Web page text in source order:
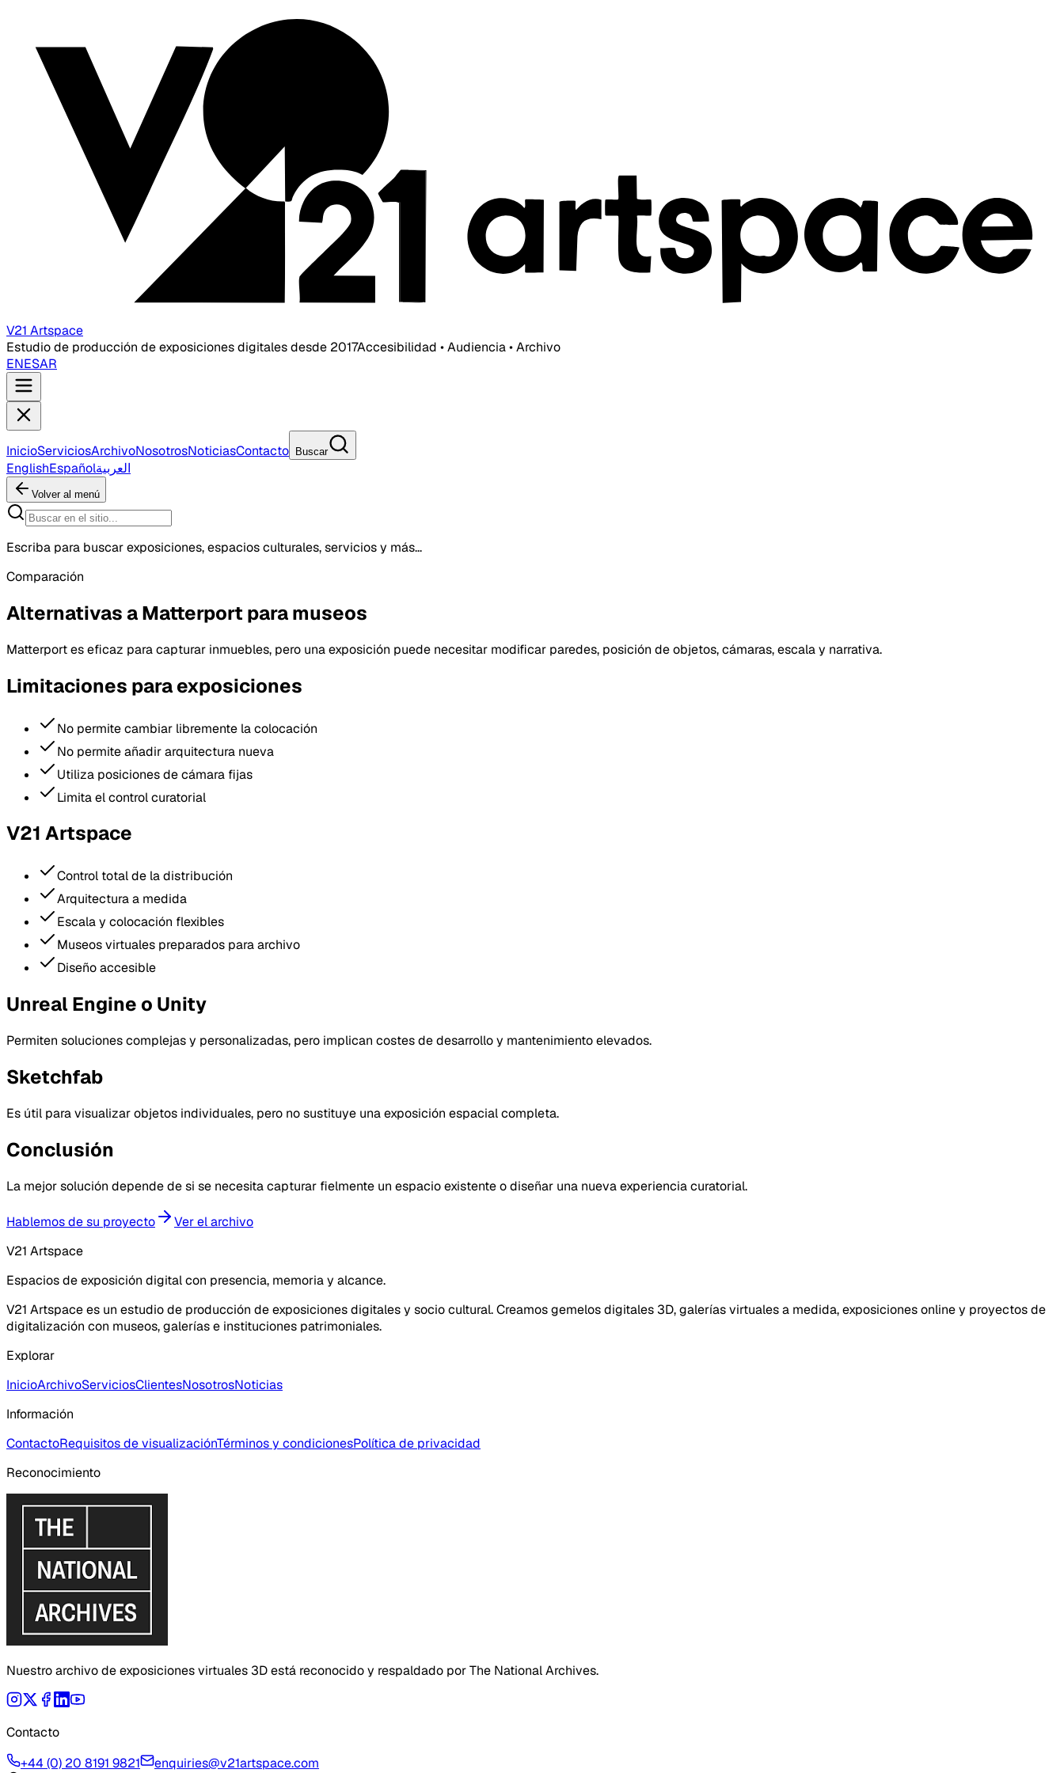
V21 Artspace
Estudio de producción de exposiciones digitales desde 2017Accesibilidad • Audiencia • Archivo
ENESAR
InicioServiciosArchivoNosotrosNoticiasContacto Buscar
EnglishEspañolالعربية
Volver al menú
Escriba para buscar exposiciones, espacios culturales, servicios y más...
Comparación
Alternativas a Matterport para museos
Matterport es eficaz para capturar inmuebles, pero una exposición puede necesitar modificar paredes, posición de objetos, cámaras, escala y narrativa.
Limitaciones para exposiciones
No permite cambiar libremente la colocación
No permite añadir arquitectura nueva
Utiliza posiciones de cámara fijas
Limita el control curatorial
V21 Artspace
Control total de la distribución
Arquitectura a medida
Escala y colocación flexibles
Museos virtuales preparados para archivo
Diseño accesible
Unreal Engine o Unity
Permiten soluciones complejas y personalizadas, pero implican costes de desarrollo y mantenimiento elevados.
Sketchfab
Es útil para visualizar objetos individuales, pero no sustituye una exposición espacial completa.
Conclusión
La mejor solución depende de si se necesita capturar fielmente un espacio existente o diseñar una nueva experiencia curatorial.
Hablemos de su proyecto
Ver el archivo
V21 Artspace
Espacios de exposición digital con presencia, memoria y alcance.
V21 Artspace es un estudio de producción de exposiciones digitales y socio cultural. Creamos gemelos digitales 3D, galerías virtuales a medida, exposiciones online y proyectos de
digitalización con museos, galerías e instituciones patrimoniales.
Explorar
InicioArchivoServiciosClientesNosotrosNoticias
Información
ContactoRequisitos de visualizaciónTérminos y condicionesPolítica de privacidad
Reconocimiento
Nuestro archivo de exposiciones virtuales 3D está reconocido y respaldado por The National Archives.
Contacto
+44 (0) 20 8191 9821
enquiries@v21artspace.com